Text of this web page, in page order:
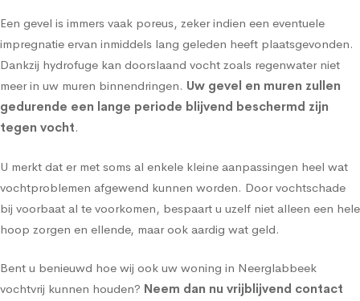
Een gevel is immers vaak poreus, zeker indien een eventuele
impregnatie ervan inmiddels lang geleden heeft plaatsgevonden.
Dankzij hydrofuge kan doorslaand vocht zoals regenwater niet
meer in uw muren binnendringen. Uw gevel en muren zullen
gedurende een lange periode blijvend beschermd zijn
tegen vocht.
U merkt dat er met soms al enkele kleine aanpassingen heel wat
vochtproblemen afgewend kunnen worden. Door vochtschade
bij voorbaat al te voorkomen, bespaart u uzelf niet alleen een hele
hoop zorgen en ellende, maar ook aardig wat geld.
Bent u benieuwd hoe wij ook uw woning in Neerglabbeek
vochtvrij kunnen houden? Neem dan nu vrijblijvend contact